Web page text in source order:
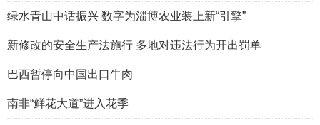
绿水青山中话振兴 数字为淄博农业装上新“引擎”
新修改的安全生产法施行 多地对违法行为开出罚单
巴西暂停向中国出口牛肉
南非“鲜花大道”进入花季